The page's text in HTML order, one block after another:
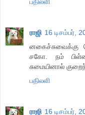
ராஜி 16 டிசம்பர்,
னகைச்சுவைக்கு
சகோ. நம்
சுமையினால்
பதிலளி
ராஜி 16 டிசம்பர்,